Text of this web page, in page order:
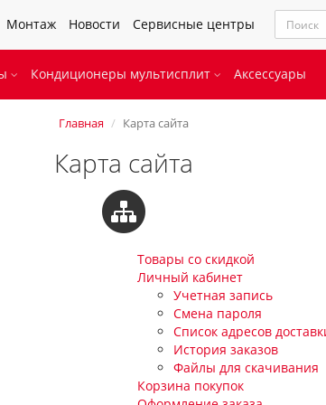
Монтаж Новости Сервисные центры
Кондиционеры мультисплит Аксессуары
Главная Карта сайта
Карта сайта
Товары со скидкой
Личный кабинет
Учетная запись
Смена пароля
Список адресов
История заказов
Файлы для скачивания
Корзина покупок